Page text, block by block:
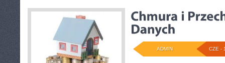
CZE -
ADMIN